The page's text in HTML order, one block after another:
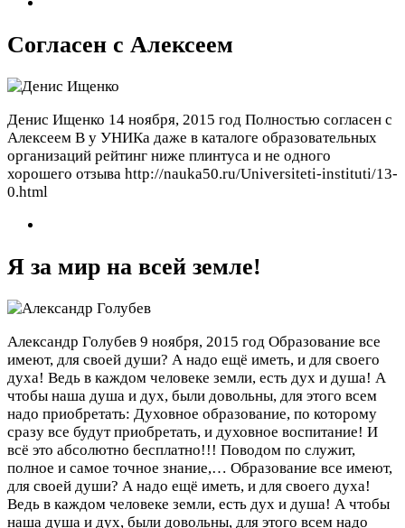
Согласен с Алексеем
Денис Ищенко 14 ноября, 2015 год Полностью согласен с
Алексеем В у УНИКа даже в каталоге образовательных
организаций рейтинг ниже плинтуса и не одного
хорошего отзыва http://nauka50.ru/Universiteti-instituti/13-
0.html
Я за мир на всей земле!
Александр Голубев 9 ноября, 2015 год Образование все
имеют, для своей души? А надо ещё иметь, и для своего
духа! Ведь в каждом человеке земли, есть дух и душа! А
чтобы наша душа и дух, были довольны, для этого всем
надо приобретать: Духовное образование, по которому
сразу все будут приобретать, и духовное воспитание! И
всё это абсолютно бесплатно!!! Поводом по служит,
полное и самое точное знание,… Образование все имеют,
для своей души? А надо ещё иметь, и для своего духа!
Ведь в каждом человеке земли, есть дух и душа! А чтобы
наша душа и дух, были довольны, для этого всем надо